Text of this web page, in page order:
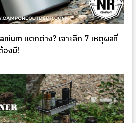
แตกต่าง? เจาะลึก 7 เหตุผลที่
องมี!